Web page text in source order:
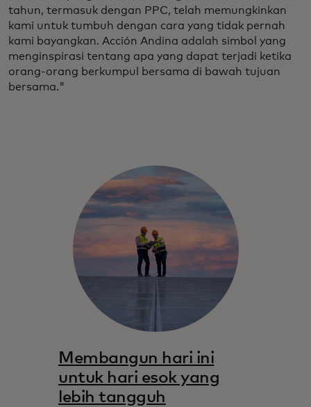
tahun, termasuk dengan PPC, telah memungkinkan
kami untuk tumbuh dengan cara yang tidak pernah
kami bayangkan. Acción Andina adalah simbol yang
menginspirasi tentang apa yang dapat terjadi ketika
orang-orang berkumpul bersama di bawah tujuan
bersama."
Membangun hari ini
untuk hari esok yang
lebih tangguh